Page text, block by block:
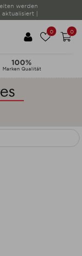
0 0
100%
Marken Qualität